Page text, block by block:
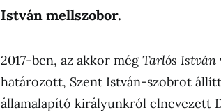
István mellszobor.
2017-ben, az akkor mégTarlós István
határozott, Szent István-szobrot
államalapító királyunkról elnevezett